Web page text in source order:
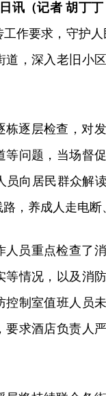
讯（记者 胡丁丁
作要求，守护人
道，深入老旧小
栋逐层检查，对
等问题，当场督
向居民群众解
，养成人走电断
员重点检查了
情况，以及消
控制室值班人员
求酒店负责人